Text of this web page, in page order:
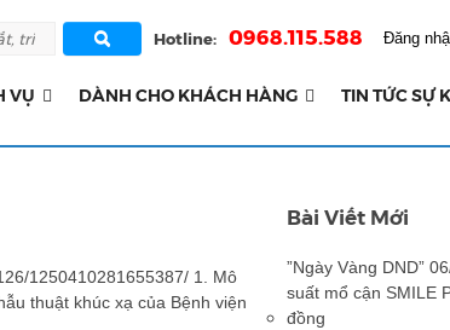
Đăng
Hotline: 0968.115.588
VỤ DÀNH CHO KHÁCH HÀNG TIN TỨC SỰ
1250410281655387/ 1. Mô
thuật khúc xạ của Bệnh viện
Bài Viết Mới
”Ngày Vàng DND”
suất mổ cận SMILE
đồng